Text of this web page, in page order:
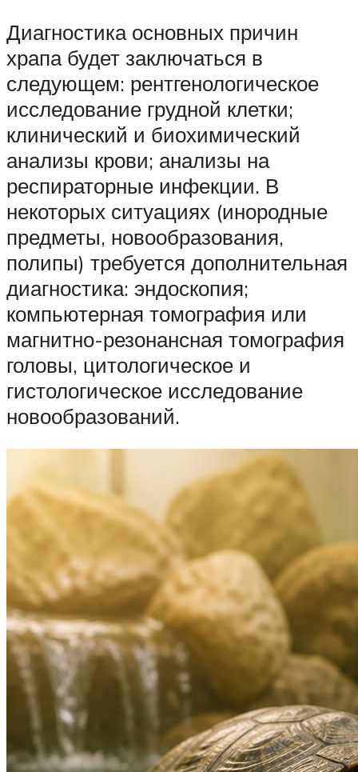
Диагностика основных причин
храпа будет заключаться в
следующем: рентгенологическое
исследование грудной клетки;
клинический и биохимический
анализы крови; анализы на
респираторные инфекции. В
некоторых ситуациях (инородные
предметы, новообразования,
полипы) требуется дополнительная
диагностика: эндоскопия;
компьютерная томография или
магнитно-резонансная томография
головы, цитологическое и
гистологическое исследование
новообразований.